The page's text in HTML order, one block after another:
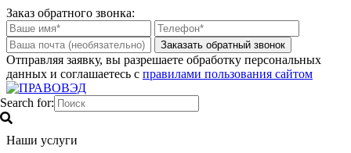
Заказ обратного звонка:
Отправляя заявку, вы разрешаете обработку персональных
данных и соглашаетесь с правилами пользования сайтом
Search for:
Наши услуги